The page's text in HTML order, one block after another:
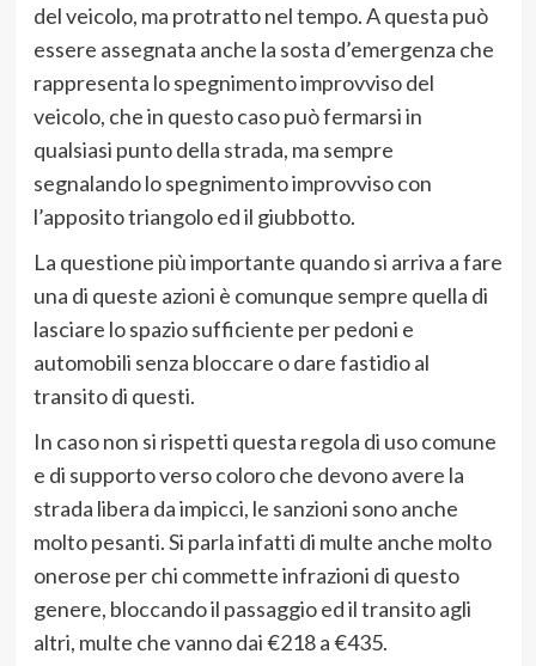
del veicolo, ma protratto nel tempo. A questa può
essere assegnata anche la sosta d’emergenza che
rappresenta lo spegnimento improvviso del
veicolo, che in questo caso può fermarsi in
qualsiasi punto della strada, ma sempre
segnalando lo spegnimento improvviso con
l’apposito triangolo ed il giubbotto.
La questione più importante quando si arriva a fare
una di queste azioni è comunque sempre quella di
lasciare lo spazio sufficiente per pedoni e
automobili senza bloccare o dare fastidio al
transito di questi.
In caso non si rispetti questa regola di uso comune
e di supporto verso coloro che devono avere la
strada libera da impicci, le sanzioni sono anche
molto pesanti. Si parla infatti di multe anche molto
onerose per chi commette infrazioni di questo
genere, bloccando il passaggio ed il transito agli
altri, multe che vanno dai €218 a €435.